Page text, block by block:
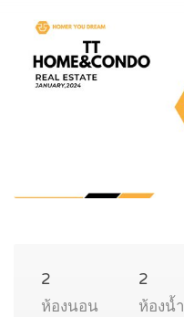
2
ห้องนอน
2
ห้องน้ำ